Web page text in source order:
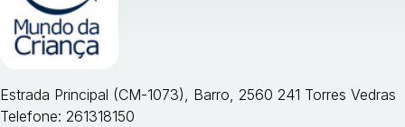
Estrada Principal (CM-1073), Barro, 2560 241 Torres Vedras
Telefone: 261318150